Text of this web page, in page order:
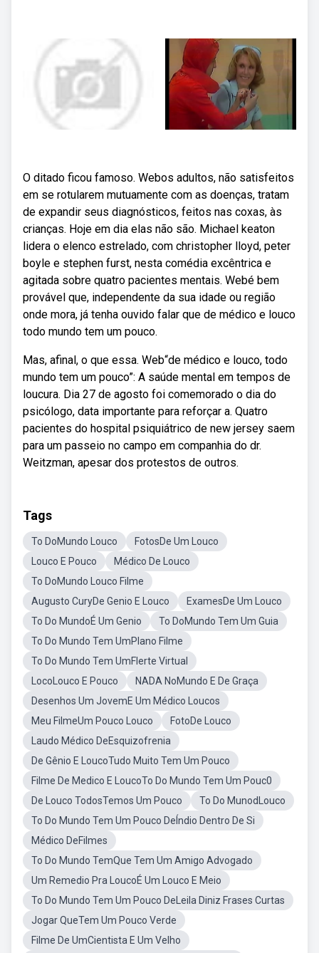
O ditado ficou famoso. Webos adultos, não satisfeitos
em se rotularem mutuamente com as doenças, tratam
de expandir seus diagnósticos, feitos nas coxas, às
crianças. Hoje em dia elas não são. Michael keaton
lidera o elenco estrelado, com christopher lloyd, peter
boyle e stephen furst, nesta comédia excêntrica e
agitada sobre quatro pacientes mentais. Webé bem
provável que, independente da sua idade ou região
onde mora, já tenha ouvido falar que de médico e louco
todo mundo tem um pouco.
Mas, afinal, o que essa. Web“de médico e louco, todo
mundo tem um pouco”: A saúde mental em tempos de
loucura. Dia 27 de agosto foi comemorado o dia do
psicólogo, data importante para reforçar a. Quatro
pacientes do hospital psiquiátrico de new jersey saem
para um passeio no campo em companhia do dr.
Weitzman, apesar dos protestos de outros.
Tags
To DoMundo Louco
FotosDe Um Louco
Louco E Pouco
Médico De Louco
To DoMundo Louco Filme
Augusto CuryDe Genio E Louco
ExamesDe Um Louco
To Do MundoÉ Um Genio
To DoMundo Tem Um Guia
To Do Mundo Tem UmPlano Filme
To Do Mundo Tem UmFlerte Virtual
LocoLouco E Pouco
NADA NoMundo E De Graça
Desenhos Um JovemE Um Médico Loucos
Meu FilmeUm Pouco Louco
FotoDe Louco
Laudo Médico DeEsquizofrenia
De Gênio E LoucoTudo Muito Tem Um Pouco
Filme De Medico E LoucoTo Do Mundo Tem Um Pouc0
De Louco TodosTemos Um Pouco
To Do MunodLouco
To Do Mundo Tem Um Pouco DeÍndio Dentro De Si
Médico DeFilmes
To Do Mundo TemQue Tem Um Amigo Advogado
Um Remedio Pra LoucoÉ Um Louco E Meio
To Do Mundo Tem Um Pouco DeLeila Diniz Frases Curtas
Jogar QueTem Um Pouco Verde
Filme De UmCientista E Um Velho